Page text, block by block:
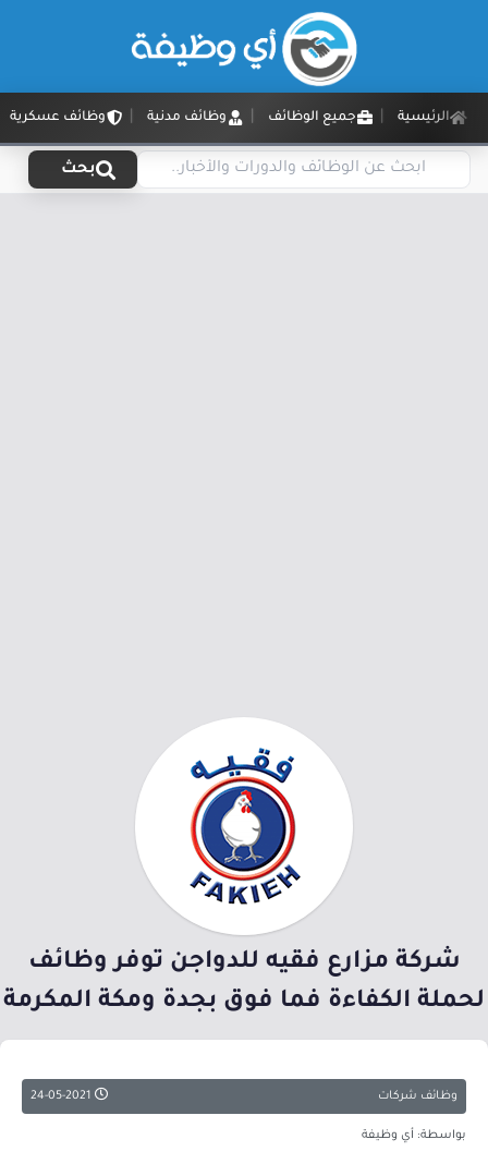
الرئيسية جميع الوظائف وظائف مدنية وظائف عسكرية
بحث
شركة مزارع فقيه للدواجن توفر وظائف
لحملة الكفاءة فما فوق بجدة ومكة المكرمة
وظائف شركات
بواسطة: أي وظيفة